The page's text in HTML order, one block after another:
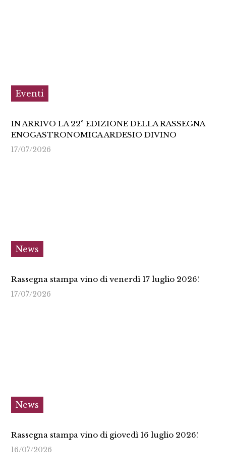
Eventi
IN ARRIVO LA 22° EDIZIONE DELLA RASSEGNA
ENOGASTRONOMICA ARDESIO DIVINO
17/07/2026
News
Rassegna stampa vino di venerdì 17 luglio 2026!
17/07/2026
News
Rassegna stampa vino di giovedì 16 luglio 2026!
16/07/2026